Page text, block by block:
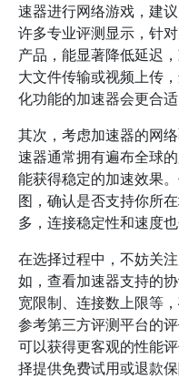
速器进行网络游戏，建
许多专业评测显示，针
产品，能显著降低延迟
大文件传输或视频上传
化功能的加速器会更合适
其次，考虑加速器的网
速器通常拥有遍布全球
能获得稳定的加速效果
图，确认是否支持你所
多，连接稳定性和速度也
在选择过程中，不妨关
如，查看加速器支持的
宽限制、连接数上限等
参考第三方评测平台的评
可以获得更客观的性能
择提供免费试用或退款